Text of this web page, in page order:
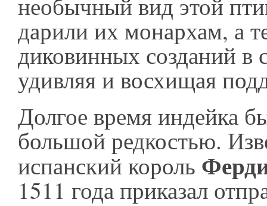
дарили их монархам, а
диковинных созданий в
удивляя и восхищая
Долгое время индейка
большой редкостью.
испанский король
1511 года приказал